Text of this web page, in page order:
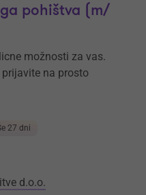
pohištva (m/
možnosti za vas.
prijavite na prosto
27 dni
d.o.o.